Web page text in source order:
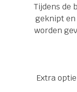
Tijdens de
geknipt
worden
Extra